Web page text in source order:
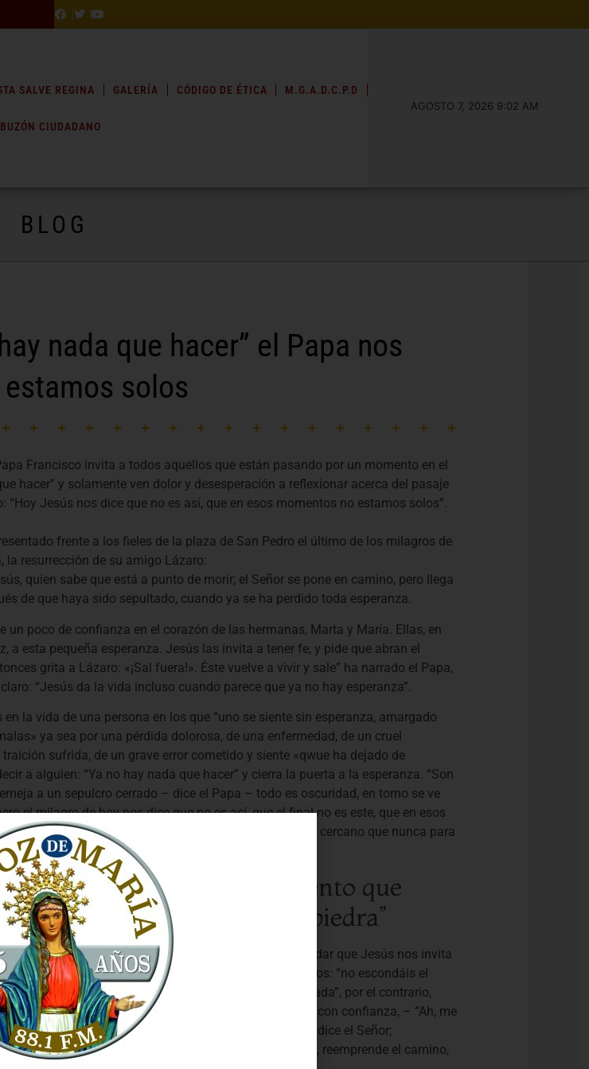
SALVE REGINA GALERÍA CÓDIGO DE ÉTICA M.G.A.D.C.P.D
BUZÓN CIUDADANO
AGOSTO 7, 2026 9:02 AM
BLOG
nada que hacer” el Papa nos
solos
Francisco invita a todos aquellos que están pasando por un momento en el
hacer” y solamente ven dolor y desesperación a reflexionar acerca del pasaje
“Hoy Jesús nos dice que no es así, que en esos momentos no estamos solos”.
frente a los fieles de la plaza de San Pedro el último de los milagros de
la resurrección de su amigo Lázaro:
quien sabe que está a punto de morir; el Señor se pone en camino, pero llega
de que haya sido sepultado, cuando ya se ha perdido toda esperanza.
un poco de confianza en el corazón de las hermanas, Marta y María. Ellas, en
a esta pequeña esperanza. Jesús las invita a tener fe, y pide que abran el
grita a Lázaro: «¡Sal fuera!». Éste vuelve a vivir y sale” ha narrado el Papa,
“Jesús da la vida incluso cuando parece que ya no hay esperanza”.
la vida de una persona en los que “uno se siente sin esperanza, amargado
ya sea por una pérdida dolorosa, de una enfermedad, de un cruel
sufrida, de un grave error cometido y siente «qwue ha dejado de
a alguien: “Ya no hay nada que hacer” y cierra la puerta a la esperanza. “Son
a un sepulcro cerrado – dice el Papa – todo es oscuridad, en torno se ve
el milagro de hoy nos dice que no es así, que el final no es este, que en esos
que precisamente en esos momentos Él se hace más cercano que nunca para
en el corazón algún sufrimiento que
Jesús nos dice: “Quitad la piedra”
26 de marzo, el Pontífice también estimula a recordar que Jesús nos invita
a no dejarnos abatir por los sentimientos negativos: “no escondáis el
de vosotros, en una habitación oscura y solitaria, cerrada”, por el contrario,
decir, “sacad todo lo que hay dentro, ponedlo ante Jesús con confianza, – “Ah, me
con confianza, dice el Señor; no me escandalizaré, dice el Señor;
repite a cada uno de nosotros: “
¡Levántate, reemprende el camino,